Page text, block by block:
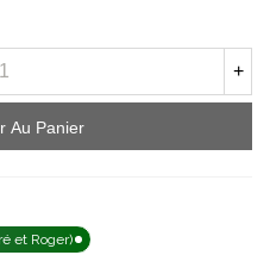
+
Au Panier
et Roger)